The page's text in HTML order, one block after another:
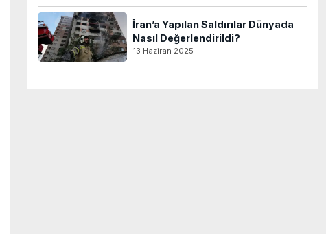
İran’a Yapılan Saldırılar Dünyada
Nasıl Değerlendirildi?
13 Haziran 2025